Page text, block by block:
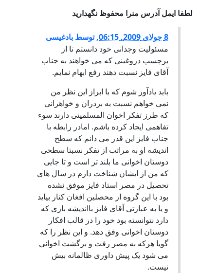
لطفا ایمل آدرس منرا محفوظ نگهدارید
8 جولای 2009, 06:15 ,توسط بادغیسی
مسئولیت وجدانی خود دانستم تا از
برچسب دروغینی که می خواهند به جناب
آقای فایز نسبت دهند رفع ابهام نمایم.
باید یادآور شوم که با ابراز این نظر من
نمی خواهم نسبت به بردران و خواهرانی
که طرز تفکر اخوان المسلمینی دارند سوء
تفاهمی ایجاد کرده باشم. امادر رابطه با
جناب فایز این قدر می دانم که سطح
اندیشه او به مراتب از تفکر نسبتا سطحی
دوستان اخوانی ما بلند تر است و تا جایی
که من از ایشان شناخت دارم در سال های
تحصیل در مصر استاد فایز موفق نشده
بود با این گروه از محصلین افغان کنار بیاید
و یا به عبارتی آقای فایز بااندیشه بازی که
دارد نتوانسته بود خود را در قالب افکار
دوستان اخوانی وفق دهد. و این نظر را که
گویا هرکه به مصر رفت و برگشت اخوانی
می شود یک پیش داوری ظالمانه بیش
نیست.